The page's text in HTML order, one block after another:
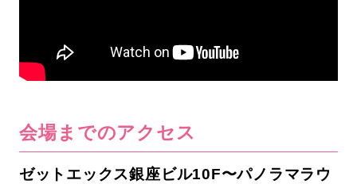
会場までのアクセス
ゼットエックス銀座ビル10F〜パノラマラウ